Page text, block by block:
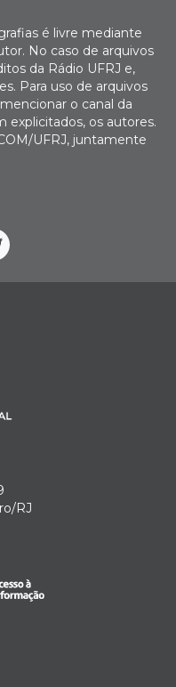
é livre mediante
No caso de arquivos
da Rádio UFRJ e,
Para uso de arquivos
o canal da
explicitados, os autores.
UFRJ, juntamente
RJ